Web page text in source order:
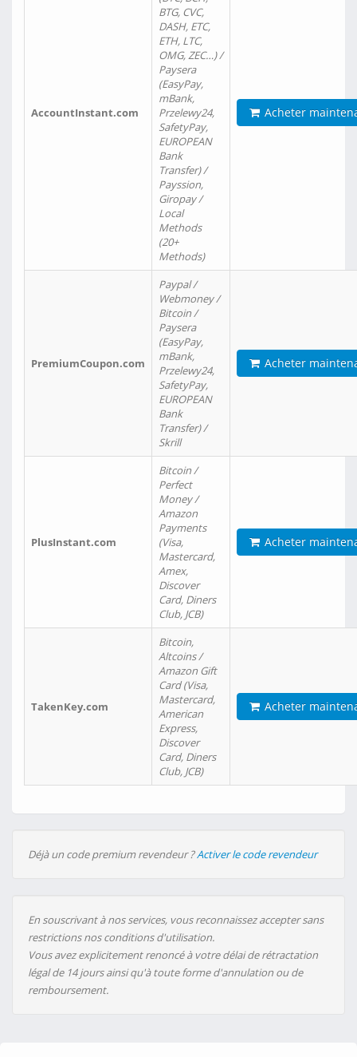
AccountInstant.com
BTG, CVC,
DASH, ETC,
ETH, LTC,
OMG, ZEC…) /
Paysera
(EasyPay,
mBank,
Przelewy24,
SafetyPay,
EUROPEAN
Bank
Transfer) /
Payssion,
Giropay /
Local
Methods
(20+
Methods)
Acheter
PremiumCoupon.com
Paypal /
Webmoney /
Bitcoin /
Paysera
(EasyPay,
mBank,
Przelewy24,
SafetyPay,
EUROPEAN
Bank
Transfer) /
Skrill
Acheter
PlusInstant.com
Bitcoin /
Perfect
Money /
Amazon
Payments
(Visa,
Mastercard,
Amex,
Discover
Card, Diners
Club, JCB)
Acheter
TakenKey.com
Bitcoin,
Altcoins /
Amazon Gift
Card (Visa,
Mastercard,
American
Express,
Discover
Card, Diners
Club, JCB)
Acheter
Déjà un code premium revendeur ?Activer le code revendeur
En souscrivant à nos services, vous reconnaissez accepter sans
restrictions nos conditions d'utilisation.
Vous avez explicitement renoncé à votre délai de rétractation
légal de 14 jours ainsi qu'à toute forme d'annulation ou de
remboursement.